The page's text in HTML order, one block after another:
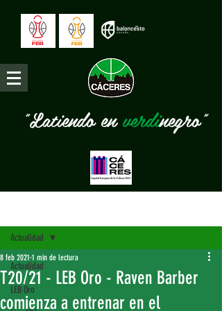
"Latiendo enverdinegro"
Actualidad
LEB Oro
Actualidad
T20/21 - LEB Oro - Raven Barber
comienza a entrenar en el
8 feb 2021 1 min de lectura